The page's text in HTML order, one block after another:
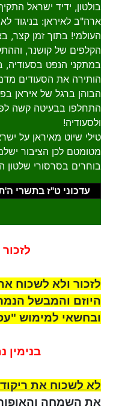
בולטון, ידיד ישראל
ארה"ב לאיראן: בניגוד
העולמי! בתוך זמן
הקלפים של קושנר,
במתקני הנפט
הותירה את הסעודים
הבוהן ברגל של איראן
התחלפו בבעיטה קשה
ולסעודיה!
טילי שיוט מאיראן על
מטומטם לכן הציבור
בוחרים בסרסורי שלטון
עדכוני ט"ז בתשרי ה'תש"פ /
לזכור ולא לשכוח
היוזם והמבשל
ובחשאי למימוש
בנימין
לא לשכוח את
את השמחה